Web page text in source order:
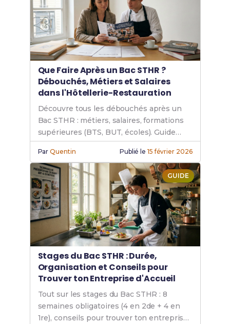
spécifiques
Que Faire Après un Bac STHR ?
Débouchés, Métiers et Salaires
dans l'Hôtellerie-Restauration
Découvre tous les débouchés après un
Bac STHR : métiers, salaires, formations
supérieures (BTS, BUT, écoles). Guide
complet des carrières en hôtellerie-
restauration.
ParQuentin Publié le 15 février 2026
GUIDE
Stages du Bac STHR : Durée,
Organisation et Conseils pour
Trouver ton Entreprise d'Accueil
Tout sur les stages du Bac STHR : 8
semaines obligatoires (4 en 2de + 4 en
1re), conseils pour trouver ton entreprise